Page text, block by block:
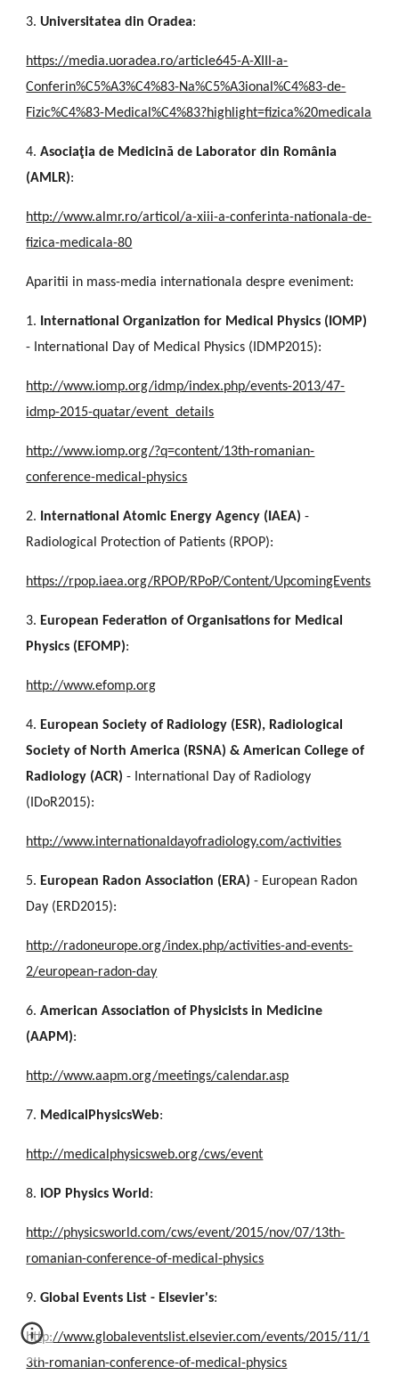
3.Universitatea din Oradea:
https://media.uoradea.ro/article645-A-XIII-a-
Conferin%C5%A3%C4%83-Na%C5%A3ional%C4%83-de-
Fizic%C4%83-Medical%C4%83?highlight=fizica%20medicala
4.Asociaţia de Medicină de Laborator din România
(AMLR):
http://www.almr.ro/articol/a-xiii-a-conferinta-nationala-de-
fizica-medicala-80
Aparitii in mass-media internationala despre eveniment:
1.
International Organization for Medical Physics (IOMP)
- International Day of Medical Physics (IDMP2015):
http://www.iomp.org/idmp/index.php/events-2013/47-
idmp-2015-quatar/event_details
http://www.iomp.org/?q=content/13th-romanian-
conference-medical-physics
2. International Atomic Energy Agency (IAEA) -
Radiological Protection of Patients (RPOP):
https://rpop.iaea.org/RPOP/RPoP/Content/UpcomingEvents
3. European Federation of Organisations for Medical
Physics (EFOMP):
http://www.efomp.org
4. European Society of Radiology (ESR), Radiological
Society of North America (RSNA) & American College of
Radiology (ACR) - International Day of Radiology
(IDoR2015):
http://www.internationaldayofradiology.com/activities
5. European Radon Association (ERA) - European Radon
Day (ERD2015):
http://radoneurope.org/index.php/activities-and-events-
2/european-radon-day
6.American Association of Physicists in Medicine
(AAPM):
http://www.aapm.org/meetings/calendar.asp
7. MedicalPhysicsWeb:
http://medicalphysicsweb.org/cws/event
8. IOP Physics World :
http://physicsworld.com/cws/event/2015/nov/07/13th-
romanian-conference-of-medical-physics
9.Global Events List - Elsevier's:
http://www.globaleventslist.elsevier.com/events/2015/11/1
3th-romanian-conference-of-medical-physics